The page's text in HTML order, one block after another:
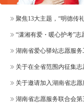
聚焦13大主题，“明德传礼”公
“潇湘有爱・暖心护考”志
湖南省爱心驿站志愿服务
关于在全省范围内征集
关于邀请加入湖南省志
湖南省志愿服务联合会